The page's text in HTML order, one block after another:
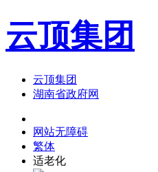
云顶集团
云顶集团
湖南省政府网
网站无障碍
繁体
适老化